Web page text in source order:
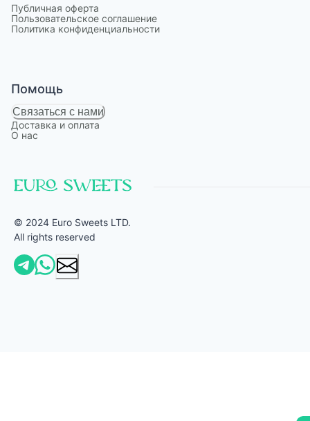
Публичная оферта
Пользовательское соглашение
Политика конфиденциальности
Помощь
Связаться с нами
Доставка и оплата
О нас
© 2024 Euro Sweets LTD.
All rights reserved